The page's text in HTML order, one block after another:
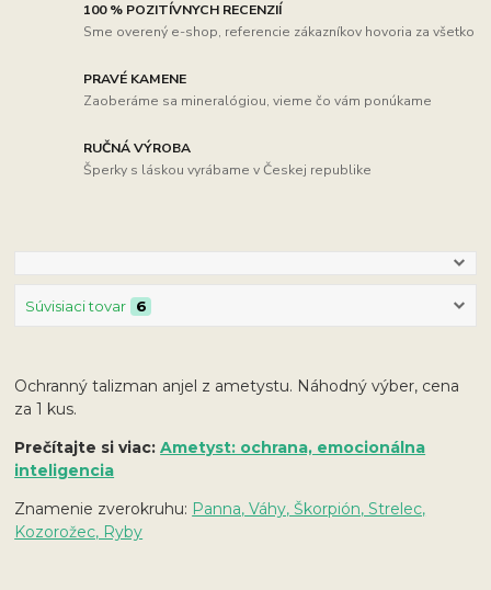
100 % POZITÍVNYCH RECENZIÍ
Sme overený e-shop, referencie zákazníkov hovoria za všetko
PRAVÉ KAMENE
Zaoberáme sa mineralógiou, vieme čo vám ponúkame
RUČNÁ VÝROBA
Šperky s láskou vyrábame v Českej republike
Súvisiaci tovar 6
Ochranný talizman anjel z ametystu. Náhodný výber, cena
za 1 kus.
Prečítajte si viac:Ametyst: ochrana, emocionálna
inteligencia
Znamenie zverokruhu: Panna, Váhy, Škorpión, Strelec,
Kozorožec, Ryby